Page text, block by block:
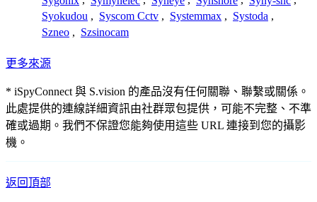
Syokudou , Syscom Cctv , Systemmax , Systoda ,
Szneo , Szsinocam
更多來源
* iSpyConnect 與 S.vision 的產品沒有任何關聯、聯繫或關係。
此處提供的連線詳細資訊由社群眾包提供，可能不完整、不準
確或過期。我們不保證您能夠使用這些 URL 連接到您的攝影
機。
返回頂部